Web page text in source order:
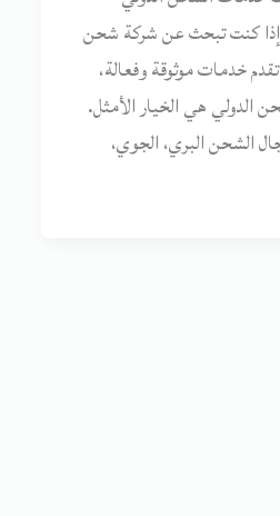
كنت تبحث عن شركة شحن
خدمات موثوقة وفعالة،
الدولي هي الخيار الأمثل.
الشحن البري، الجوي،